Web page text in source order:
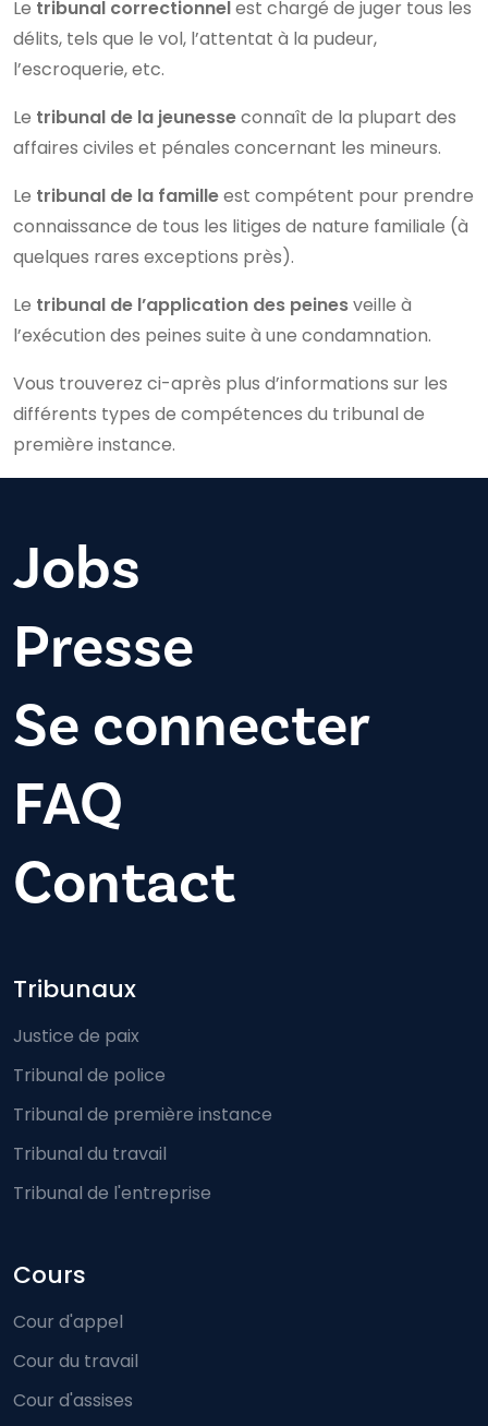
Le tribunal correctionnelest chargé de juger tous les
délits, tels que le vol, l’attentat à la pudeur,
l’escroquerie, etc.
Le tribunal de la jeunesseconnaît de la plupart des
affaires civiles et pénales concernant les mineurs.
Le tribunal de la familleest compétent pour prendre
connaissance de tous les litiges de nature familiale (à
quelques rares exceptions près).
Le tribunal de l’application des peinesveille à
l’exécution des peines suite à une condamnation.
Vous trouverez ci-après plus d’informations sur les
différents types de compétences du tribunal de
première instance.
Jobs
Presse
Se connecter
FAQ
Contact
Footer-menu
Tribunaux
Justice de paix
Tribunal de police
Tribunal de première instance
Tribunal du travail
Tribunal de l'entreprise
Cours
Cour d'appel
Cour du travail
Cour d'assises